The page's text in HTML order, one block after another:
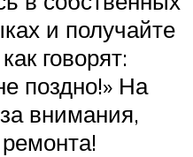
и получайте
говорят:
поздно!» На
внимания,
ремонта!